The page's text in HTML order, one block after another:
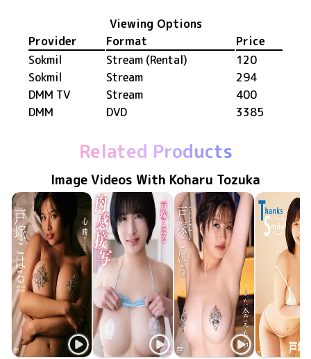
Viewing Options
Provider
Format
Price
Sokmil
Stream (Rental)
120
Sokmil
Stream
294
DMM TV
Stream
400
DMM
DVD 3385
Related Products
Image Videos With Koharu Tozuka
Koharu Tozuka
Koharu Tozuka
Koharu Tozuka
Koharu